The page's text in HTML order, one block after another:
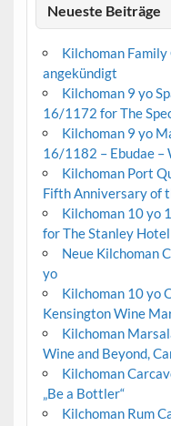
Neueste Beiträge
Kilchoman
angekündigt
Kilchoman 9 yo
16/1172 for The
Kilchoman 9 yo
16/1182 – Ebudae –
Kilchoman Port
Fifth Anniversary of
Kilchoman 10 yo
for The Stanley Hotel
Neue Kilchoman
yo
Kilchoman 10 yo
Kensington Wine
Kilchoman
Wine and Beyond,
Kilchoman
„Be a Bottler“
Kilchoman Rum